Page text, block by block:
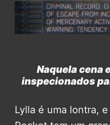
Naquela cena
inspecionados
Lylla é uma lontra,